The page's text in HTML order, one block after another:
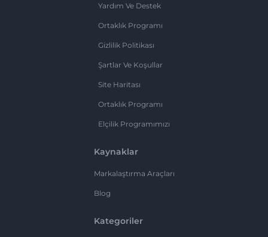
Yardım Ve Destek
Ortaklık Programı
Gizlilik Politikası
Şartlar Ve Koşullar
Site Haritası
Ortaklık Programı
Elçilik Programımızı
Kaynaklar
Markalaştırma Araçları
Blog
Kategoriler